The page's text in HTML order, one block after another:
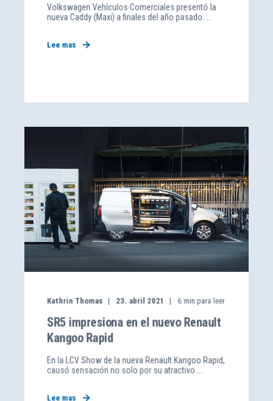
Volkswagen Vehículos Comerciales presentó la
nueva Caddy (Maxi) a finales del año pasado. ...
Lee mas
Kathrin Thomas 23. abril 2021 6 min para leer
SR5 impresiona en el nuevo Renault
Kangoo Rapid
En la LCV Show de la nueva Renault Kangoo Rapid,
causó sensación no solo por su atractivo ...
Lee mas